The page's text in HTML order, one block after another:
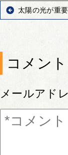
太陽の光が重要
コメン
メールアド